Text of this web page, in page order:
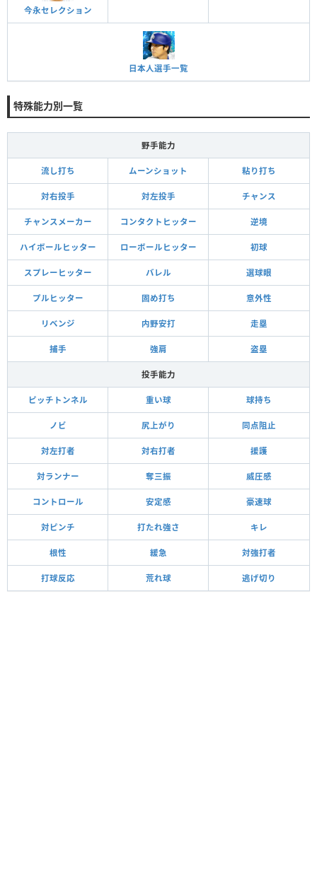
今永セレクション
日本人選手一覧
特殊能力別一覧
野手能力
流し打ち ムーンショット 粘り打ち
対右投手 対左投手 チャンス
チャンスメーカー コンタクトヒッター 逆境
ハイボールヒッター ローボールヒッター 初球
スプレーヒッター バレル 選球眼
プルヒッター 固め打ち 意外性
リベンジ 内野安打 走塁
捕手 強肩 盗塁
投手能力
ピッチトンネル 重い球 球持ち
ノビ 尻上がり 同点阻止
対左打者 対右打者 援護
対ランナー 奪三振 威圧感
コントロール 安定感 豪速球
対ピンチ 打たれ強さ キレ
根性 緩急 対強打者
打球反応 荒れ球 逃げ切り